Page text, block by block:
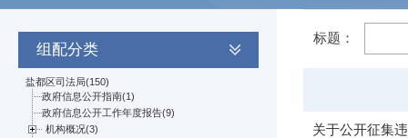
组配分类
标题：
关于公开征集